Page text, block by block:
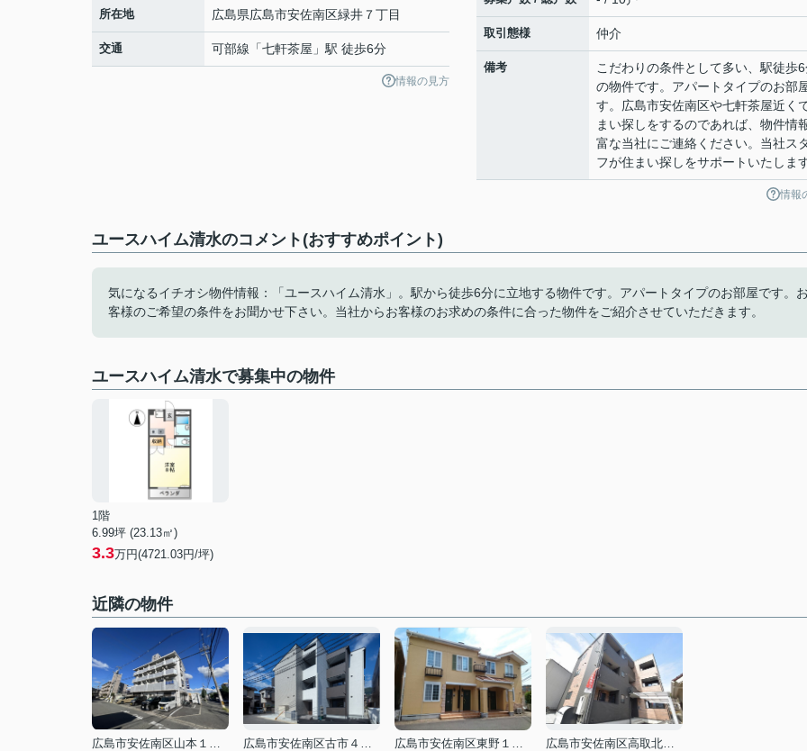
所在地 広島県広島市安佐南区緑井 ７丁目
交通 可部線 「七軒茶屋 」駅 徒歩6分
情報の見方
取引態様 仲介
備考
こだわりの条件として多い、駅徒歩
の物件です。アパートタイプのお部
す。広島市安佐南区や七軒茶屋近く
まい探しをするのであれば、物件情
富な当社にご連絡ください。当社ス
フが住まい探しをサポートいたします
情報
ユースハイム清水のコメント(おすすめポイント)
気になるイチオシ物件情報：「ユースハイム清水」。駅から徒歩6分に立地する物件です。アパートタイプのお部屋です。お
客様のご希望の条件をお聞かせ下さい。当社からお客様のお求めの条件に合った物件をご紹介させていただきます。
ユースハイム清水で募集中の物件
1階
6.99坪 (23.13㎡)
3.3万円(4721.03円/坪)
近隣の物件
広島市安佐南区山本１丁目
広島市安佐南区古市４丁目
広島市安佐南区東野１丁目
広島市安佐南区高取北３丁目